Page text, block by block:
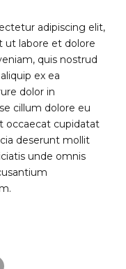
adipiscing elit,
ut labore et dolore
quis nostrud
ex ea
dolor in
cillum dolore eu
occaecat cupidatat
deserunt mollit
unde omnis